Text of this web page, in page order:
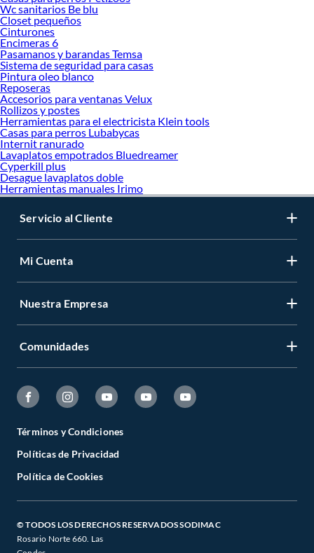
Wc sanitarios Be blu
Closet pequeños
Cinturones
Encimeras 6
Pasamanos y barandas Temsa
Sistema de seguridad para casas
Pintura oleo blanco
Reposeras
Accesorios para ventanas Velux
Rollizos y postes
Herramientas para el electricista Klein tools
Casas para perros Lubabycas
Internit ranurado
Lavaplatos empotrados Bluedreamer
Cyperkill plus
Desague lavaplatos doble
Herramientas manuales Irimo
Servicio al Cliente
Mi Cuenta
Nuestra Empresa
Comunidades
Términos y Condiciones
Políticas de Privacidad
Política de Cookies
© TODOS LOS DERECHOS RESERVADOS SODIMAC
Rosario Norte 660. Las